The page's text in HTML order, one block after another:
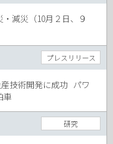
減災（10月２日、９
技術開発に成功 パワ
車
プレスリリース
研究